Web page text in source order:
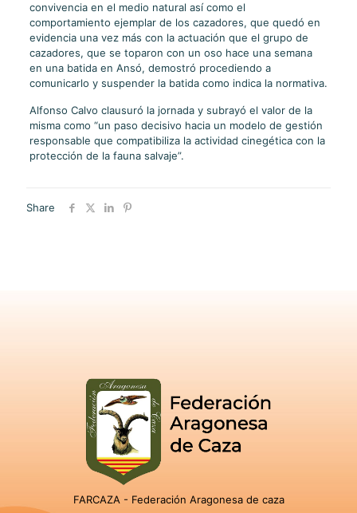
convivencia en el medio natural así como el
comportamiento ejemplar de los cazadores, que quedó en
evidencia una vez más con la actuación que el grupo de
cazadores, que se toparon con un oso hace una semana
en una batida en Ansó, demostró procediendo a
comunicarlo y suspender la batida como indica la normativa.
Alfonso Calvo clausuró la jornada y subrayó el valor de la
misma como “un paso decisivo hacia un modelo de gestión
responsable que compatibiliza la actividad cinegética con la
protección de la fauna salvaje”.
Share
FARCAZA - Federación Aragonesa de caza